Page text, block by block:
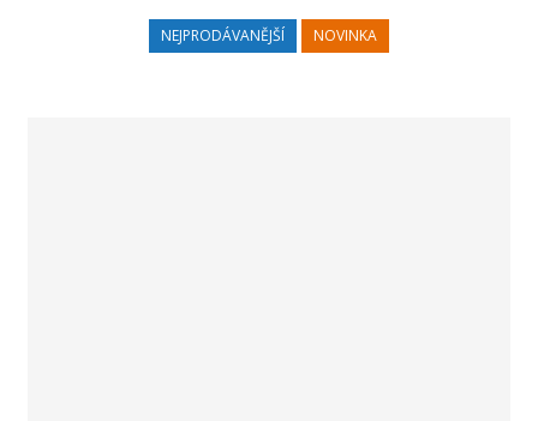
NEJPRODÁVANĚJŠÍ NOVINKA